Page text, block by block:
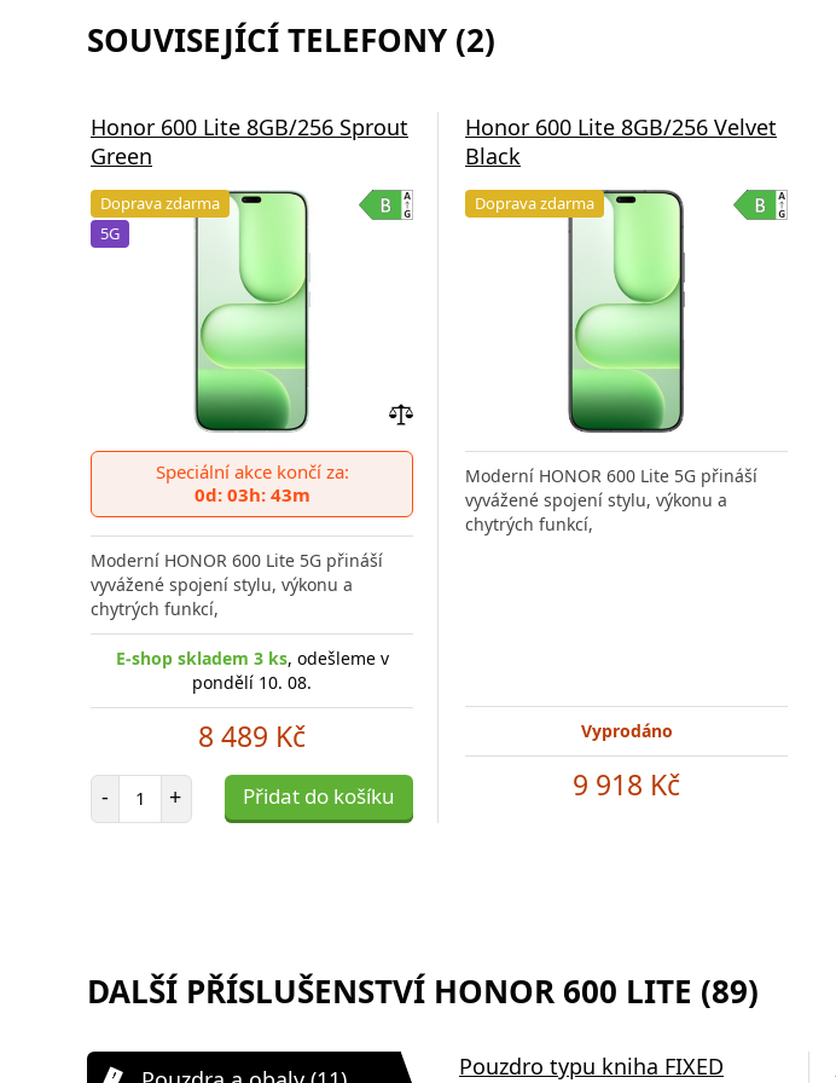
SOUVISEJÍCÍ TELEFONY (2)
Honor 600 Lite 8GB/256 Sprout
Green
Doprava zdarma
5G
do
porovnání
Speciální akce končí za:
0d: 03h: 43m
Moderní HONOR 600 Lite 5G přináší
vyvážené spojení stylu, výkonu a
chytrých funkcí,
E-shop skladem 3 ks, odešleme v
pondělí 10. 08.
8 489 Kč
- Počet položek
+ Přidat do košíku
Honor 600 Lite 8GB/256 Velvet
Black
Doprava zdarma
Moderní HONOR 600 Lite 5G přináší
vyvážené spojení stylu, výkonu a
chytrých funkcí,
Vyprodáno
9 918 Kč
DALŠÍ PŘÍSLUŠENSTVÍ HONOR 600 LITE (89)
Pouzdro typu kniha FIXED